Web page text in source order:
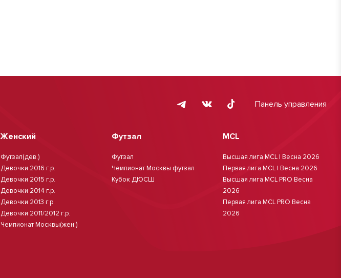
Панель управления
Женский
Футзал(дев.)
Девочки 2016 г.р.
Девочки 2015 г.р.
Девочки 2014 г.р.
Девочки 2013 г.р.
Девочки 2011/2012 г.р.
Чемпионат Москвы(жен.)
Футзал
Футзал
Чемпионат Москвы футзал
Кубок ДЮСШ
MCL
Высшая лига MCL | Весна 2026
Первая лига MCL | Весна 2026
Высшая лига MCL PRO Весна
2026
Первая лига MCL PRO Весна
2026